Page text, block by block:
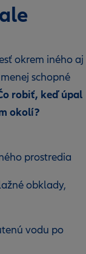
okrem iného aj
schopné
robiť, keď úpal
okolí?
prostredia
obklady,
vodu po